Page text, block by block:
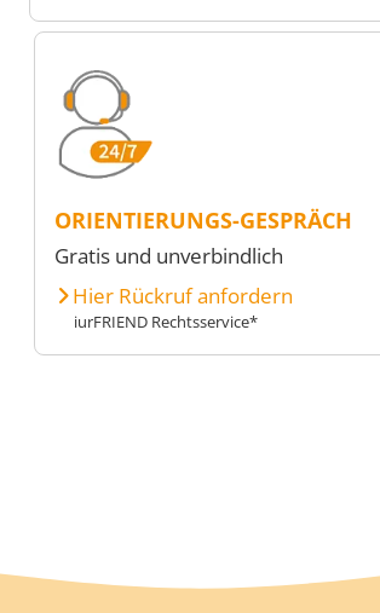
ORIENTIERUNGS-GESPRÄCH
Gratis und unverbindlich
Hier Rückruf anfordern
iurFRIEND Rechtsservice*